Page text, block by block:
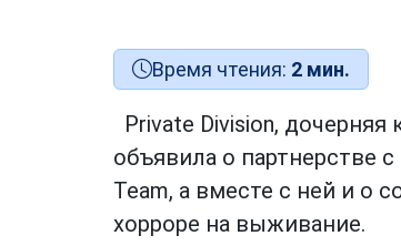
Время чтения: 2 мин.
Private Division, дочерняя
объявила о партнерстве
Team, а вместе с ней и о
хорроре на выживание.